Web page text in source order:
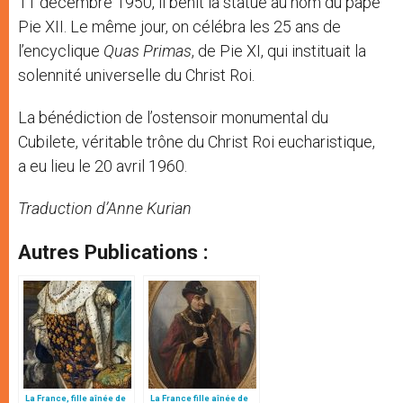
Pie XII. Le même jour, on célébra les 25 ans de
l’encyclique Quas Primas, de Pie XI, qui instituait la
solennité universelle du Christ Roi.
La bénédiction de l’ostensoir monumental du
Cubilete, véritable trône du Christ Roi eucharistique,
a eu lieu le 20 avril 1960.
Traduction d’Anne Kurian
Autres Publications :
La France, fille aînée de
La France fille aînée de